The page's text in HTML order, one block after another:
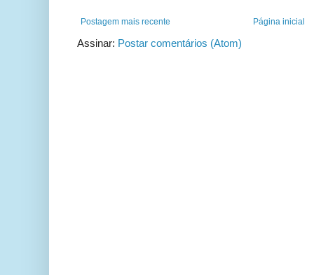
Postagem mais recente Página inicial
Assinar: Postar comentários (Atom)